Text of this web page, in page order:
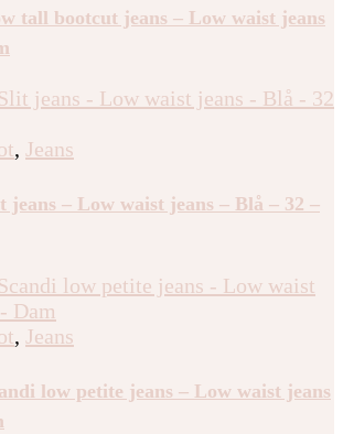
tall bootcut jeans – Low waist jeans
, Jeans
jeans – Low waist jeans – Blå – 32 –
, Jeans
low petite jeans – Low waist jeans